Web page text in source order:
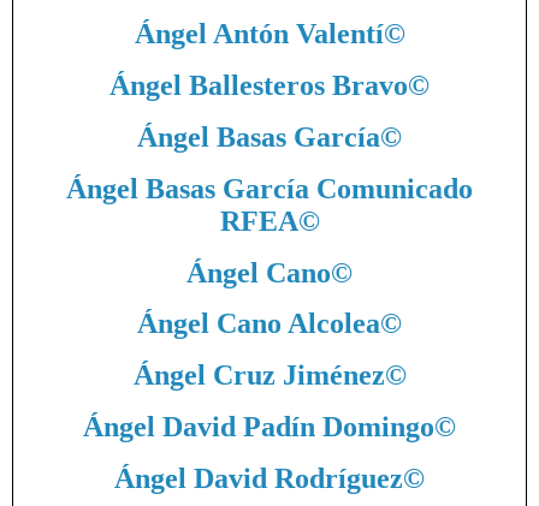
Ángel Antón Valentí©
Ángel Ballesteros Bravo©
Ángel Basas García©
Ángel Basas García Comunicado
RFEA©
Ángel Cano©
Ángel Cano Alcolea©
Ángel Cruz Jiménez©
Ángel David Padín Domingo©
Ángel David Rodríguez©